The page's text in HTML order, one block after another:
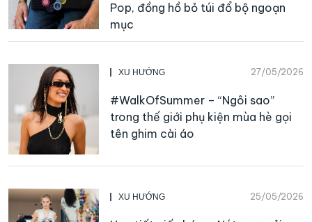
Pop, đồng hồ bỏ túi đổ bộ ngoạn
mục
XU HƯỚNG 27/05/2026
#WalkOfSummer – “Ngôi sao”
trong thế giới phụ kiện mùa hè gọi
tên ghim cài áo
XU HƯỚNG 25/05/2026